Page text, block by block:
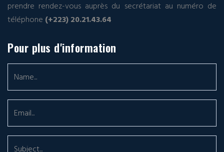
prendre rendez-vous auprès du secrétariat au numéro de
téléphone (+223) 20.21.43.64
Pour plus d'information